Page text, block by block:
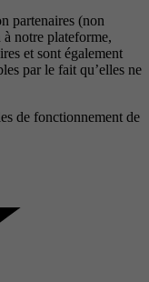
partenaires (non
notre plateforme,
et sont également
par le fait qu’elles ne
de fonctionnement de